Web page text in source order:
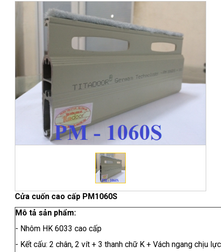
Cửa cuốn cao cấp PM1060S
Mô tả sản phẩm:
- Nhôm HK 6033 cao cấp
- Kết cấu: 2 chân, 2 vít + 3 thanh chữ K + Vách ngang chịu lực